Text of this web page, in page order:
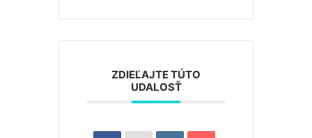
ZDIEĽAJTE TÚTO
UDALOSŤ